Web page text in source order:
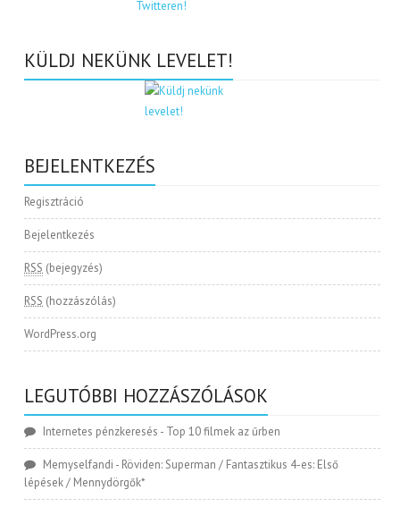
KÜLDJ NEKÜNK LEVELET!
BEJELENTKEZÉS
Regisztráció
Bejelentkezés
RSS (bejegyzés)
RSS (hozzászólás)
WordPress.org
LEGUTÓBBI HOZZÁSZÓLÁSOK
Internetes pénzkeresés - Top 10 filmek az űrben
Memyselfandi - Röviden: Superman / Fantasztikus 4-es: Első
lépések / Mennydörgők*